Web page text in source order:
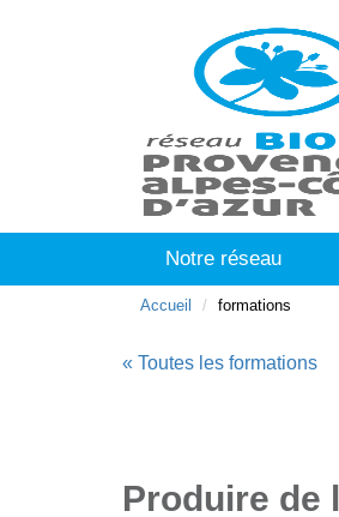
Notre réseau
Accueil formations
« Toutes les formations
Produire de